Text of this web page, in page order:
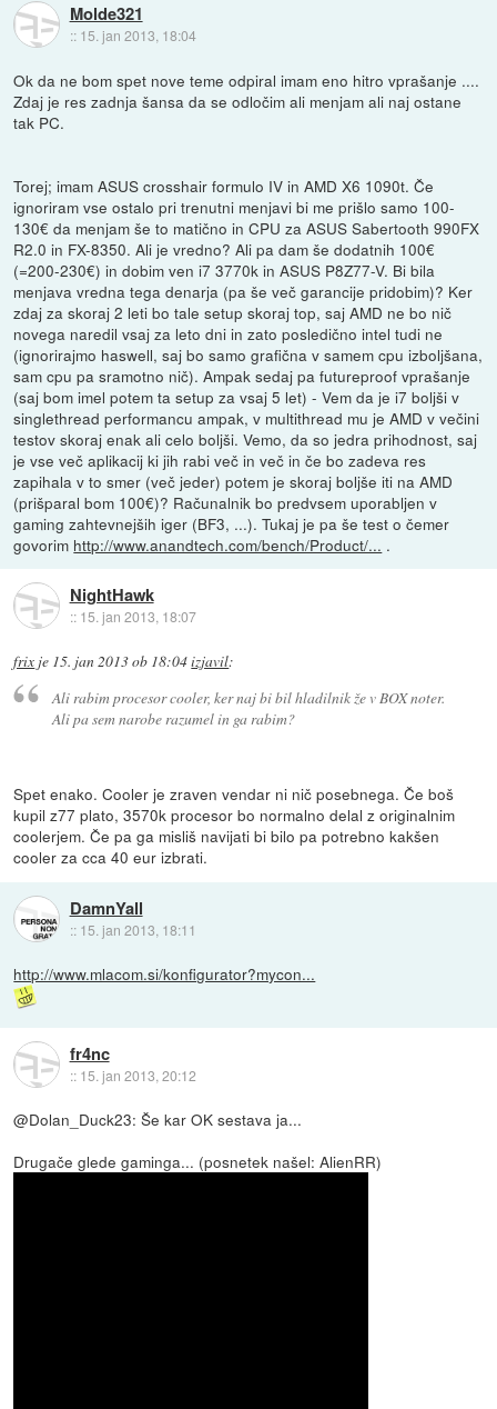
Molde321
:: 15. jan 2013, 18:04
Ok da ne bom spet nove teme odpiral imam eno hitro vprašanje ....
Zdaj je res zadnja šansa da se odločim ali menjam ali naj ostane
tak PC.
Torej; imam ASUS crosshair formulo IV in AMD X6 1090t. Če
ignoriram vse ostalo pri trenutni menjavi bi me prišlo samo 100-
130€ da menjam še to matično in CPU za ASUS Sabertooth 990FX
R2.0 in FX-8350. Ali je vredno? Ali pa dam še dodatnih 100€
(=200-230€) in dobim ven i7 3770k in ASUS P8Z77-V. Bi bila
menjava vredna tega denarja (pa še več garancije pridobim)? Ker
zdaj za skoraj 2 leti bo tale setup skoraj top, saj AMD ne bo nič
novega naredil vsaj za leto dni in zato posledično intel tudi ne
(ignorirajmo haswell, saj bo samo grafična v samem cpu izboljšana,
sam cpu pa sramotno nič). Ampak sedaj pa futureproof vprašanje
(saj bom imel potem ta setup za vsaj 5 let) - Vem da je i7 boljši v
singlethread performancu ampak, v multithread mu je AMD v večini
testov skoraj enak ali celo boljši. Vemo, da so jedra prihodnost, saj
je vse več aplikacij ki jih rabi več in več in če bo zadeva res
zapihala v to smer (več jeder) potem je skoraj boljše iti na AMD
(prišparal bom 100€)? Računalnik bo predvsem uporabljen v
gaming zahtevnejših iger (BF3, ...). Tukaj je pa še test o čemer
govorim http://www.anandtech.com/bench/Product/... .
NightHawk
:: 15. jan 2013, 18:07
frix je 15. jan 2013 ob 18:04izjavil:
Ali rabim procesor cooler, ker naj bi bil hladilnik že v BOX noter.
Ali pa sem narobe razumel in ga rabim?
Spet enako. Cooler je zraven vendar ni nič posebnega. Če boš
kupil z77 plato, 3570k procesor bo normalno delal z originalnim
coolerjem. Če pa ga misliš navijati bi bilo pa potrebno kakšen
cooler za cca 40 eur izbrati.
DamnYall
:: 15. jan 2013, 18:11
http://www.mlacom.si/konfigurator?mycon...
fr4nc
:: 15. jan 2013, 20:12
@Dolan_Duck23: Še kar OK sestava ja...
Drugače glede gaminga... (posnetek našel: AlienRR)